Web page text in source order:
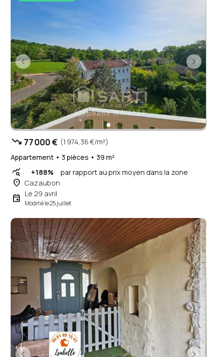
trending_down 77 000 € (1 974,36 €/m²)
Appartement • 3 pièces • 39 m²
query_stats +188% par rapport au prix moyen dans la zone
place Cazaubon
event Le 29 avril
Modifié le 25 juillet